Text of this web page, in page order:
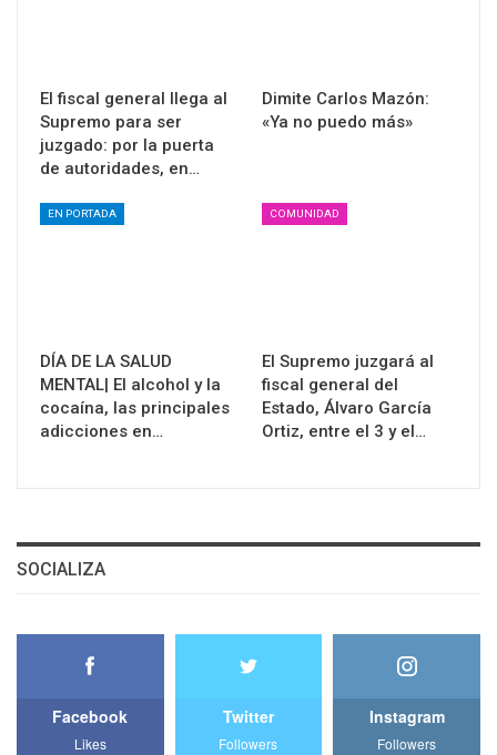
El fiscal general llega al
Supremo para ser
juzgado: por la puerta
de autoridades, en…
Dimite Carlos Mazón:
«Ya no puedo más»
EN PORTADA
DÍA DE LA SALUD
MENTAL| El alcohol y la
cocaína, las principales
adicciones en…
COMUNIDAD
El Supremo juzgará al
fiscal general del
Estado, Álvaro García
Ortiz, entre el 3 y el…
SOCIALIZA
Facebook
Likes
Twitter
Followers
Instagram
Followers